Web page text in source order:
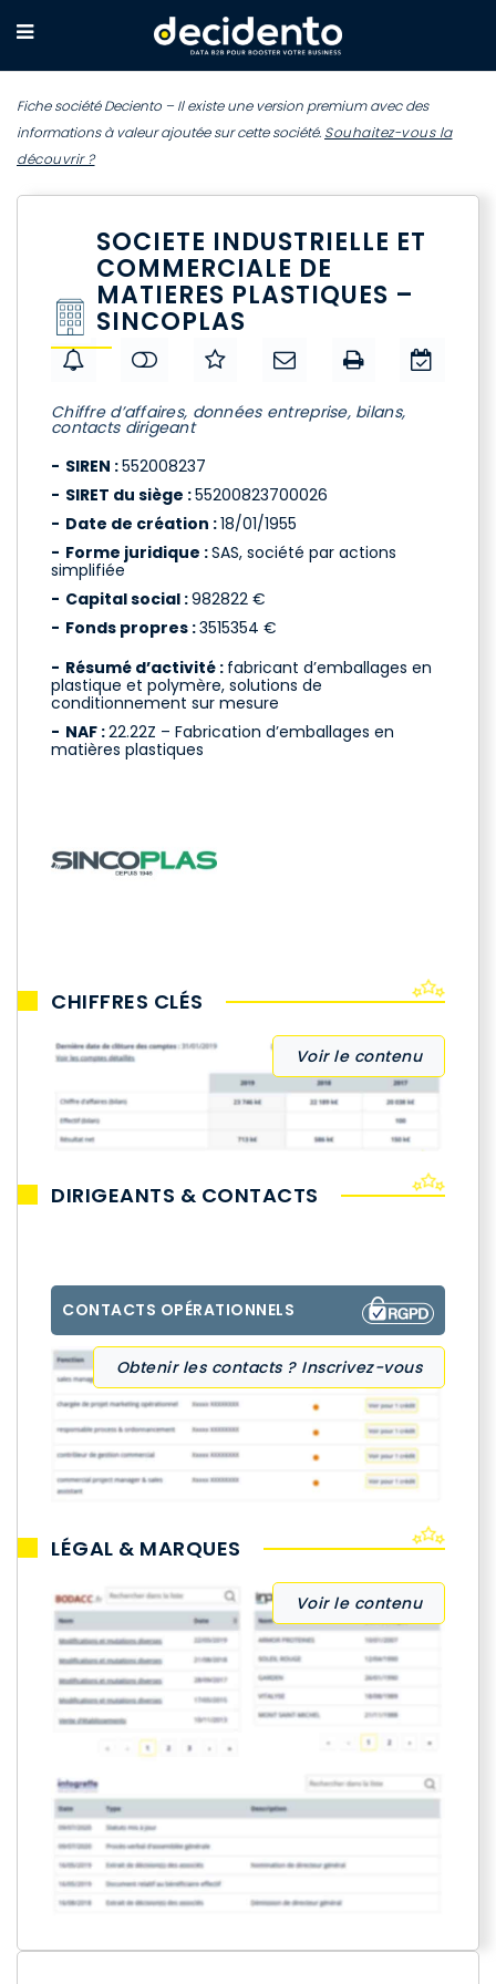
Fiche société Deciento – Il existe une version premium avec des
informations à valeur ajoutée sur cette société. Souhaitez-vous la
découvrir ?
SOCIETE INDUSTRIELLE ET
COMMERCIALE DE
MATIERES PLASTIQUES –
SINCOPLAS
Chiffre d’affaires, données entreprise, bilans,
contacts dirigeant
SIREN :552008237
SIRET du siège :55200823700026
Date de création :18/01/1955
Forme juridique :SAS, société par actions
simplifiée
Capital social :982822 €
Fonds propres :3515354 €
Résumé d’activité : fabricant d’emballages en
plastique et polymère, solutions de
conditionnement sur mesure
NAF :22.22Z – Fabrication d’emballages en
matières plastiques
CHIFFRES CLÉS
Voir le contenu
DIRIGEANTS & CONTACTS
CONTACTS OPÉRATIONNELS
Obtenir les contacts ? Inscrivez-vous
LÉGAL & MARQUES
Voir le contenu